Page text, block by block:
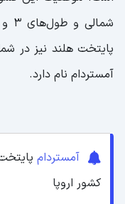
پایتخت هلند نیز در
آمستردام نام دارد.
آمستردام
کشور اروپا